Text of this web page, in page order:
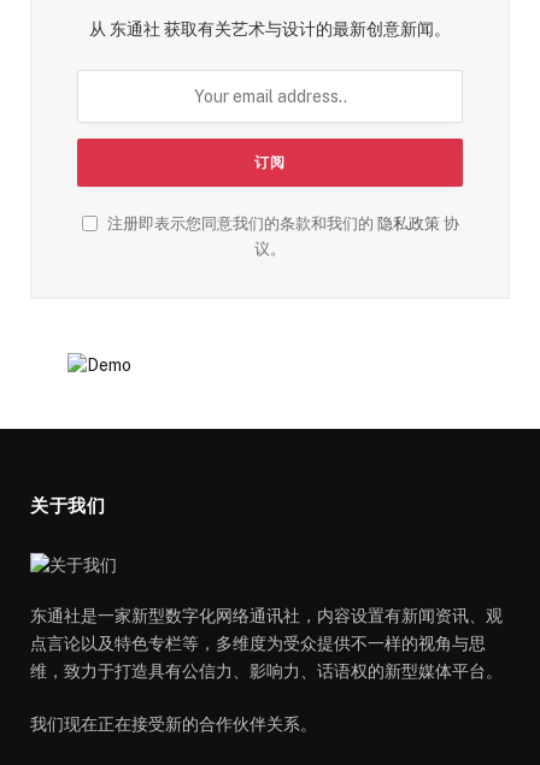
从 东通社 获取有关艺术与设计的最新创意新闻。
注册即表示您同意我们的条款和我们的 隐私政策协
议。
关于我们
东通社是一家新型数字化网络通讯社，内容设置有新闻资讯、观
点言论以及特色专栏等，多维度为受众提供不一样的视角与思
维，致力于打造具有公信力、影响力、话语权的新型媒体平台。
我们现在正在接受新的合作伙伴关系。